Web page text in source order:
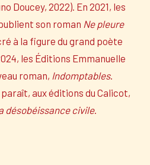
Doucey, 2022). En 2021, les
son roman Ne pleure
à la figure du grand poète
les Éditions Emmanuelle
roman, Indomptables.
aux éditions du Calicot,
désobéissance civile.